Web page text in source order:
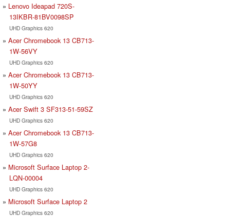
Lenovo Ideapad 720S-
13IKBR-81BV0098SP
UHD Graphics 620
Acer Chromebook 13 CB713-
1W-56VY
UHD Graphics 620
Acer Chromebook 13 CB713-
1W-50YY
UHD Graphics 620
Acer Swift 3 SF313-51-59SZ
UHD Graphics 620
Acer Chromebook 13 CB713-
1W-57G8
UHD Graphics 620
Microsoft Surface Laptop 2-
LQN-00004
UHD Graphics 620
Microsoft Surface Laptop 2
UHD Graphics 620